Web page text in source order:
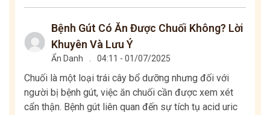
Bệnh Gút Có Ăn Được Chuối Không? Lời
Khuyên Và Lưu Ý
Ẩn Danh 04:11 - 01/07/2025
Chuối là một loại trái cây bổ dưỡng nhưng đối với
người bị bệnh gút, việc ăn chuối cần được xem xét
cẩn thận. Bệnh gút liên quan đến sự tích tụ acid uric